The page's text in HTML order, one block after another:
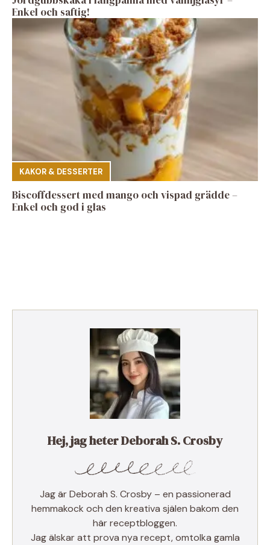
Enkel och saftig!
KAKOR & DESSERTER
Biscoffdessert med mango och vispad grädde –
Enkel och god i glas
Hej, jag heter Deborah S. Crosby
Jag är Deborah S. Crosby – en passionerad
hemmakock och den kreativa själen bakom den
här receptbloggen.
Jag älskar att prova nya recept, omtolka gamla